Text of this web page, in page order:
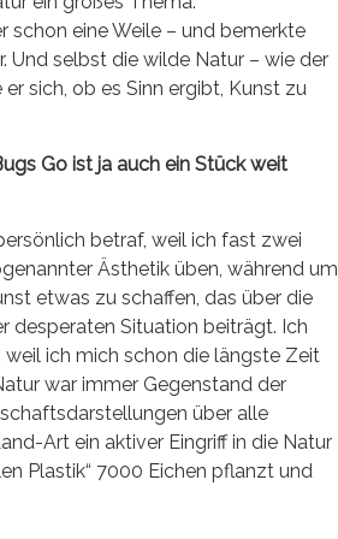
schon eine Weile – und bemerkte
Und selbst die wilde Natur – wie der
sich, ob es Sinn ergibt, Kunst zu
Go ist ja auch ein Stück weit
betraf, weil ich fast zwei
Ästhetik üben, während um
etwas zu schaffen, das über die
desperaten Situation beiträgt. Ich
ich mich schon die längste Zeit
war immer Gegenstand der
über alle
Art ein aktiver Eingriff in die Natur
Plastik“ 7000 Eichen pflanzt und